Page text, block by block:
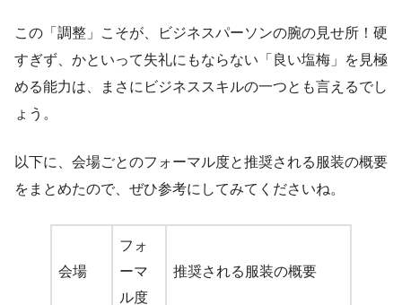
この「調整」こそが、ビジネスパーソンの腕の見せ所！硬
すぎず、かといって失礼にもならない「良い塩梅」を見極
める能力は、まさにビジネススキルの一つとも言えるでし
ょう。
以下に、会場ごとのフォーマル度と推奨される服装の概要
をまとめたので、ぜひ参考にしてみてくださいね。
会場
フォ
ーマ
ル度
推奨される服装の概要